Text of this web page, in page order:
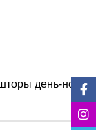
день-ночь